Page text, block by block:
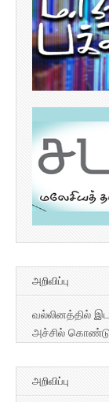
அறிவிப்பு
வல்லினத்தில்
அச்சில் கொண்டு
அறிவிப்பு